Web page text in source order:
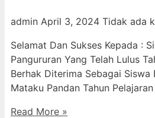
admin April 3, 2024 Tidak ada
Selamat Dan Sukses Kepada :
Pangururan Yang Telah Lulus
Berhak Diterima Sebagai Siswa
Mataku Pandan Tahun
Read More »